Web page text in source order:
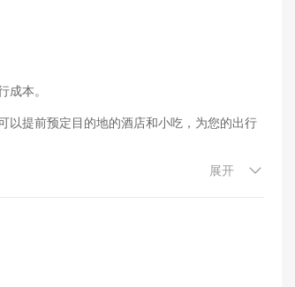
成本。
以提前预定目的地的酒店和小吃，为您的出行
展开